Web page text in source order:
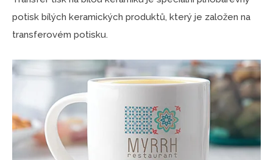
potisk bílých keramických produktů, který je založen na
transferovém potisku.